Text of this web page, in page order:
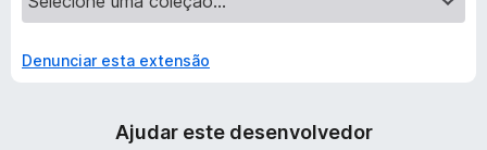
• Doar:
https://decentraleyes.org/donate
Denunciar esta extensão
Ajudar este desenvolvedor